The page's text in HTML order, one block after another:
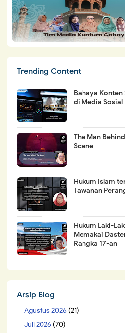
Trending Content
Bahaya Konten
di Media Sosial
The Man
Scene
Hukum Islam
Tawanan
Hukum Laki-
Memakai
Rangka 17-an
Arsip Blog
Agustus 2026 (21)
Juli 2026 (70)